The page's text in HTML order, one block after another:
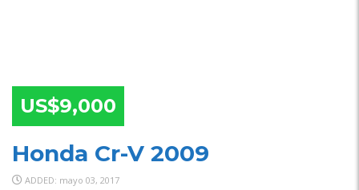
US$9,000
Honda Cr-V 2009
ADDED: mayo 03, 2017